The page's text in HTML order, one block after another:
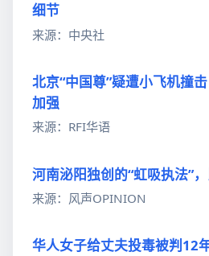
细节
来源：中央社
北京“中国尊”疑遭小飞机撞
加强
来源：RFI华语
河南泌阳独创的“虹吸执法”
来源：风声OPINION
华人女子给丈夫投毒被判12